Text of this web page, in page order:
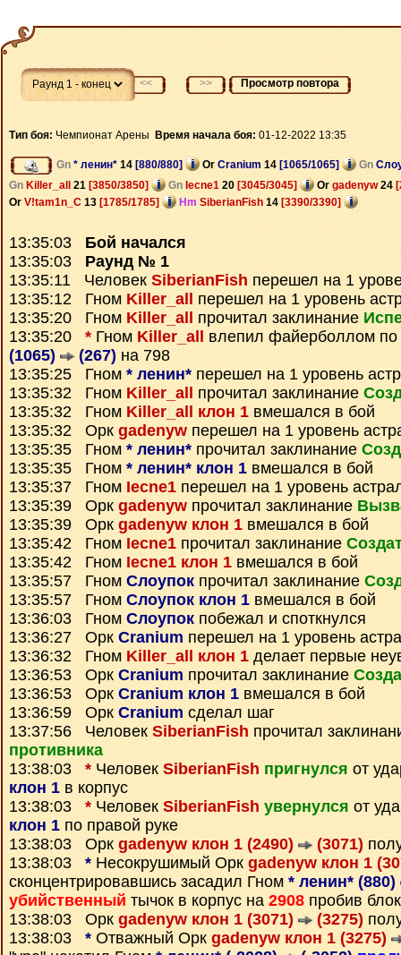
<< >> Просмотр повтора
Тип боя: Чемпионат Арены Время начала боя: 01-12-2022 13:35
Gn * ленин* 14 [880/880] Or Cranium 14 [1065/1065] Gn
Gn Killer_all 21 [3850/3850] Gn Iecne1 20 [3045/3045] Or gadenyw24
Or V!tam1n_C 13 [1785/1785] Hm SiberianFish 14 [3390/3390]
13:35:03 Бой начался
13:35:03 Раунд № 1
13:35:11 Человек SiberianFish перешел на 1
13:35:12 Гном Killer_all
перешел на 1 уровень
13:35:20 Гном Killer_all прочитал заклинание
13:35:20 * Гном Killer_all
влепил файерболлом
(1065)
(267) на 798
13:35:25 Гном * ленин* перешел на 1 уровень
13:35:32 Гном Killer_all прочитал заклинание
13:35:32 Гном Killer_all клон 1 вмешался в бой
13:35:32 Орк gadenyw перешел на 1 уровень
13:35:35 Гном * ленин* прочитал заклинание
13:35:35 Гном * ленин* клон 1 вмешался в бой
13:35:37 Гном Iecne1 перешел на 1 уровень
13:35:39 Орк gadenyw прочитал заклинание
13:35:39 Орк gadenyw клон 1 вмешался в бой
13:35:42 Гном Iecne1 прочитал заклинание
13:35:42 Гном Iecne1 клон 1 вмешался в бой
13:35:57 Гном Слоупок прочитал заклинание
13:35:57 Гном Слоупок клон 1 вмешался в бой
13:36:03 Гном Слоупок побежал и споткнулся
13:36:27 Орк Cranium перешел на 1 уровень
13:36:32 Гном Killer_all клон 1 делает первые
13:36:53 Орк Cranium прочитал заклинание
13:36:53 Орк Cranium клон 1 вмешался в бой
13:36:59 Орк Cranium сделал шаг
13:37:56 Человек SiberianFish прочитал
противника
13:38:03 * Человек SiberianFish пригнулся от
клон 1 в корпус
13:38:03 * Человек SiberianFish увернулся от
клон 1 по правой руке
13:38:03 Орк gadenyw клон 1 (2490) (3071)
13:38:03 * Несокрушимый Орк gadenyw клон 1
сконцентрировавшись засадил Гном * ленин* (880)
убийственный тычок в корпус на 2908 пробив блок
13:38:03 Орк gadenyw клон 1 (3071) (3275)
13:38:03 * Отважный Орк gadenyw клон 1 (3275)